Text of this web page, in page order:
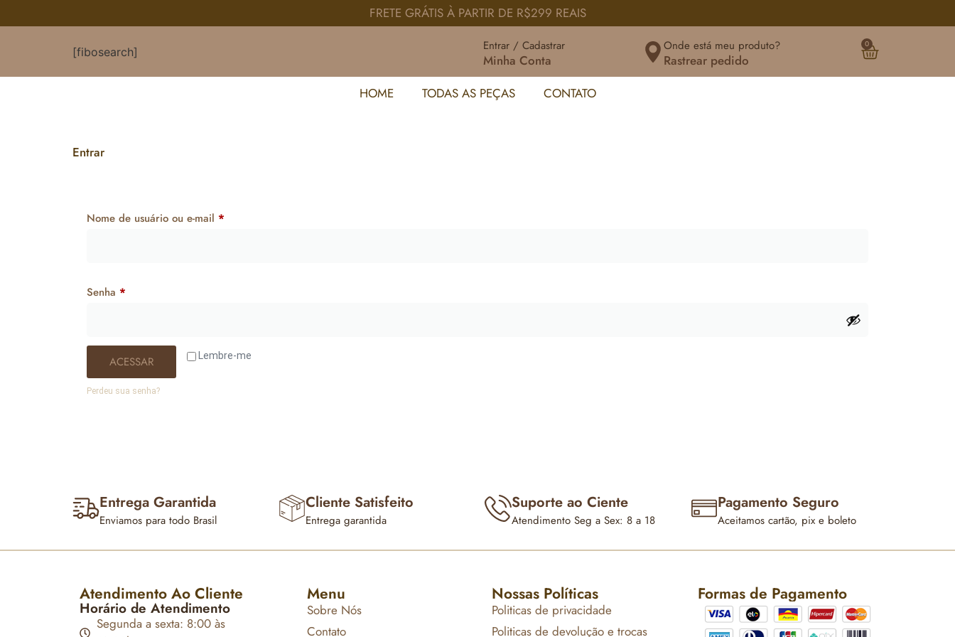
FRETE GRÁTIS À PARTIR DE R$299 REAIS
[fibosearch] Entrar / Cadastrar
Minha Conta
Onde está meu produto?
Rastrear pedido
0
HOME TODAS AS PEÇAS CONTATO
Entrar
Nome de usuário ou e-mail *
Senha *
Lembre-me
ACESSAR
Perdeu sua senha?
Entrega Garantida
Enviamos para todo Brasil
Cliente Satisfeito
Entrega garantida
Suporte ao Ciente
Atendimento Seg a Sex: 8 a 18
Pagamento Seguro
Aceitamos cartão, pix e boleto
Atendimento Ao Cliente
Horário de Atendimento
Segunda a sexta: 8:00 às
Menu
Sobre Nós
Contato
Nossas Políticas
Politicas de privacidade
Politicas de devolução e trocas
Formas de Pagamento